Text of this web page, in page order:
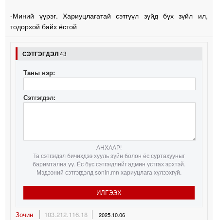
-Миний үүрэг. Хариуцлагатай сэтгүүл зүйд бүх зүйл ил,
тодорхой байх ёстой
СЭТГЭГДЭЛ43
Таны нэр:
Сэтгэгдэл:
АНХААР!
Та сэтгэгдэл бичихдээ хууль зүйн болон ёс суртахууныг
баримтална уу. Ёс бус сэтгэгдлийг админ устгах эрхтэй.
Мэдээний сэтгэгдэлд sonin.mn хариуцлага хүлээхгүй.
ИЛГЭЭХ
Зочин 103.212.116.18 2025.10.06